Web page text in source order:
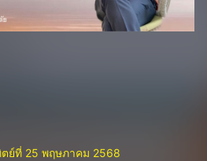
ย์ที่ 25 พฤษภาคม 2568